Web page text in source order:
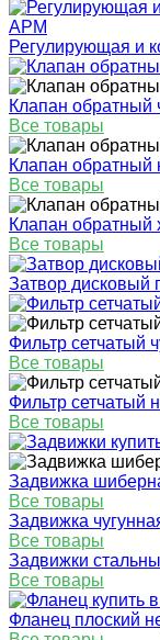
Регулирующая и
Клапан обратный
Все товары
Клапан
Все товары
Клапан обратный
Все товары
Затвор дисковый
Фильтр сетчатый
Все товары
Фильтр сетчатый
Все товары
Задвижка
Все товары
Задвижка
Все товары
Задвижки
Все товары
Фланец плоский